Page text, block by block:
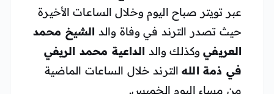
عبر تويتر صباح اليوم وخلال الساعات الأخيرة
حيث تصدر الترند في وفاة والد الشيخ محمد
العريفيوكذلك والد الداعية محمد الريفي
في ذمة اللهالترند خلال الساعات الماضية
من مساء اليوم الخميس.